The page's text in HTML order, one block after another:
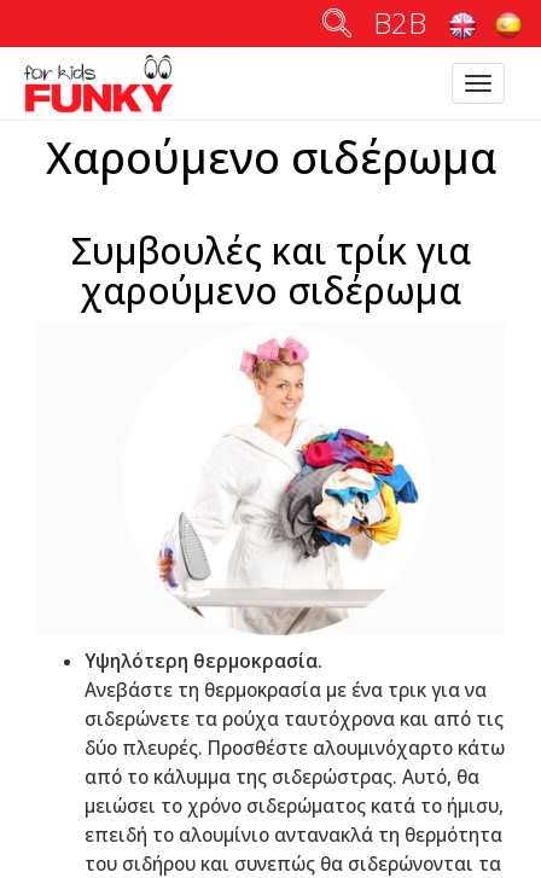
B2B
Toggle
Χαρούμενο σιδέρωμα
Συμβουλές και τρίκ για
χαρούμενο σιδέρωμα
Υψηλότερη θερμοκρασία.
Ανεβάστε τη θερμοκρασία με ένα τρικ για να
σιδερώνετε τα ρούχα ταυτόχρονα και από τις
δύο πλευρές. Προσθέστε αλουμινόχαρτο κάτω
από το κάλυμμα της σιδερώστρας. Αυτό, θα
μειώσει το χρόνο σιδερώματος κατά το ήμισυ,
επειδή το αλουμίνιο αντανακλά τη θερμότητα
του σιδήρου και συνεπώς θα σιδερώνονται τα